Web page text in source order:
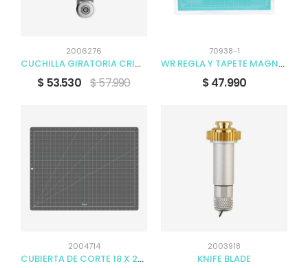
2006276
CUCHILLA GIRATORIA CRICUT + CARCASA DE ACCIONAMIENTO
$ 53.530 $ 57.990
70938-1
WR REGLA Y TAPETE MAGNÉTICO PARA CORTAR
$ 47.990
2004714
CUBIERTA DE CORTE 18 X 24 PULGADA
2003918
KNIFE BLADE